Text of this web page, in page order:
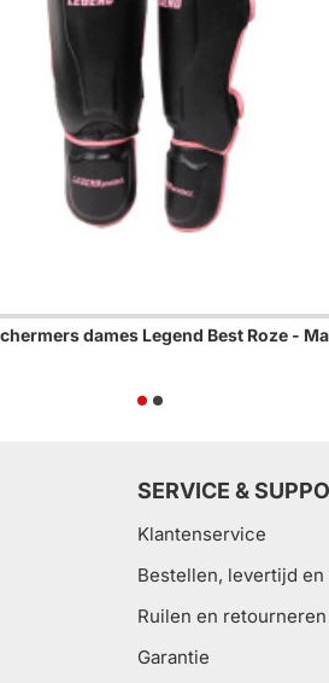
dames Legend Best Roze -
SERVICE &
Klantenservice
Bestellen, levertijd
Ruilen en retourneren
Garantie